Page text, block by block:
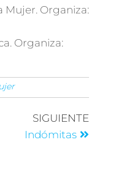
Mujer. Organiza:
Organiza:
SIGUIENTE
Indómitas